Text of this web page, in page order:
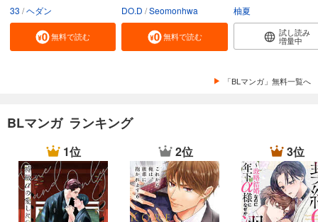
33 ヘダン
無料で読む
DO.D Seomonhwa
無料で読む
柚夏
試し読み
増量中
「BLマンガ」無料一覧へ
BLマンガ ランキング
1位 2位 3位